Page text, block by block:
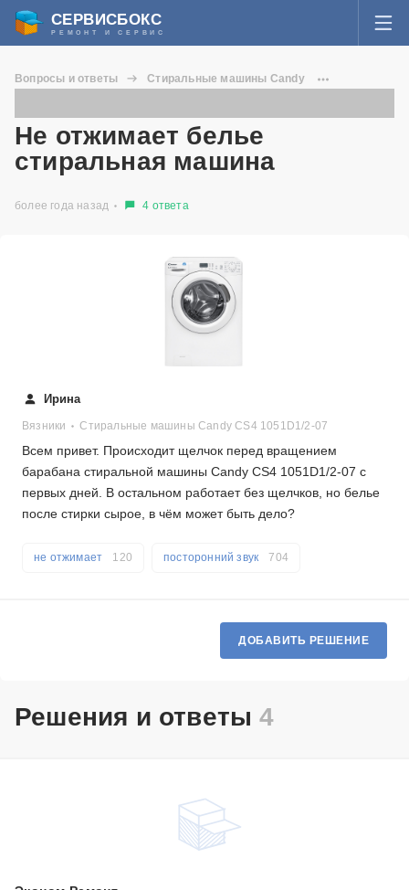
СЕРВИСБОКС
РЕМОНТ И СЕРВИС
Я забыл пароль
Регистрация
ВОПРОСЫ И ОТВЕТЫ
СТАТЬИ О РЕМОНТЕ
ДОБАВИТЬ СЕРВИСНЫЙ ЦЕНТР ИЛИ ЧАСТНОГО МАСТЕРА
Вопросы и ответы
Стиральные машины Candy
Не отжимает белье
стиральная машина
более года назад 4 ответа
Ирина
Вязники Стиральные машины Candy CS4 1051D1/2-07
Всем привет. Происходит щелчок перед вращением
барабана стиральной машины Candy CS4 1051D1/2-07 с
первых дней. В остальном работает без щелчков, но белье
после стирки сырое, в чём может быть дело?
посторонний звук 704
не отжимает 120
ДОБАВИТЬ РЕШЕНИЕ
Решения и ответы4